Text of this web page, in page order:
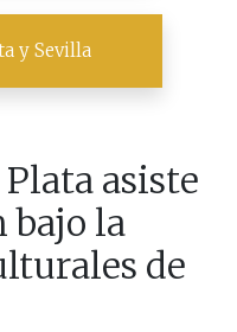
y Sevilla
asiste
bajo la
de